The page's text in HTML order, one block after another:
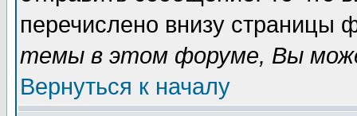
перечислено внизу страницы
темы в этом форуме, Вы
Вернуться к началу